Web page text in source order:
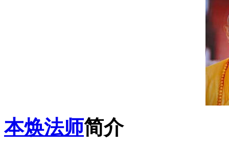
本焕法师简介